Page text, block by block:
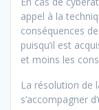
appel à la
conséquences
puisqu’il est
et moins les
La résolution de
s’accompagner